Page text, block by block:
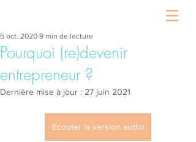
Pourquoi (re)devenir
entrepreneur ?
5 oct. 2020 9 min de lecture
Dernière mise à jour : 27 juin 2021
Ecouter la version audio